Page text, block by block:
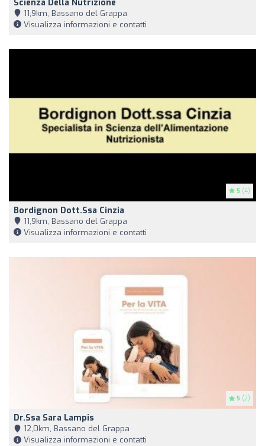
Scienza Della Nutrizione
11,9km, Bassano del Grappa
Visualizza informazioni e contatti
5 (4)
Bordignon Dott.ssa Cinzia
11,9km, Bassano del Grappa
Visualizza informazioni e contatti
5 (2)
Dr.Ssa Sara Lampis
12,0km, Bassano del Grappa
Visualizza informazioni e contatti